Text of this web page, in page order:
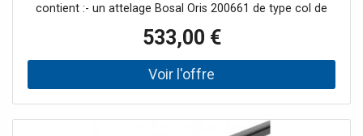
contient :- un attelage Bosal Oris 200661 de type col de
spécifique 13 broches Bosstow 87521381Tout est livré
complet et les notices de montage sont
incluses.L'attelage, également nommé attache remorque,
n'est pas compatible avec toutes les versions des BMW
prendre en compte les contre-indications listées dans la
533,00 €